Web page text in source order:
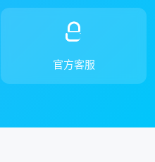
官方客服